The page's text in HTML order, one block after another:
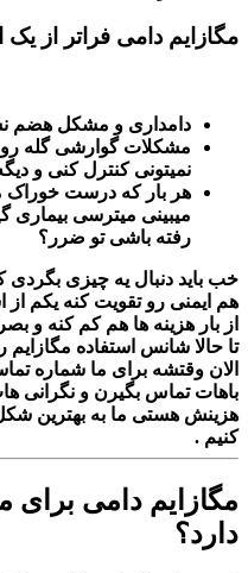
مگازایم دامی فراتر از یک
دامداری و مشکل هضم
مشکلات گوارشی گله رو
نمیتونی کنترل کنی و
هر بار که درست
میبینی میترسی بیماری
رفته باشی تو ضرر؟
خب باید دنبال یه چیزی
هم ایمنی رو تقویت کنه یکم
از بار هزینه ها هم کم کنه و
تا حالا شانس استفاده
الان وقتشه برای ما شماره
باهات تماس بگیرن و نگرانی
هزینش هستی ما به بهترین
کنیم .
مگازایم دامی
دارد؟